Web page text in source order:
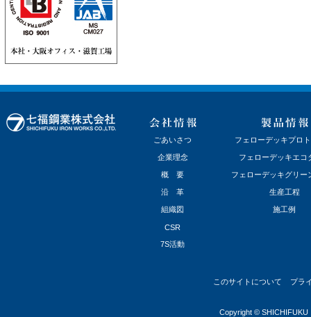
ごあいさつ フェローデッキプロ
企業理念 フェローデッキエコ
概 要 フェローデッキグリー
沿 革 生産工程
組織図 施工例
CSR
7S活動
このサイトについて プラ
Copyright © SHICHIFUKU